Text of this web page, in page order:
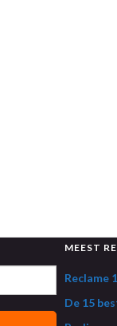
MEEST
Reclame
De 15